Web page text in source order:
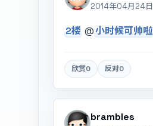
2014年04月24日
2楼 @小时候可帅啦
欣赏0 反对0
brambles